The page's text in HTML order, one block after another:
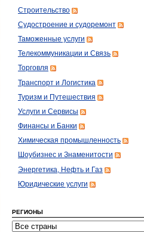
Строительство
Судостроение и судоремонт
Таможенные услуги
Телекоммуникации и Связь
Торговля
Транспорт и Логистика
Туризм и Путешествия
Услуги и Сервисы
Финансы и Банки
Химическая промышленность
Шоубизнес и Знаменитости
Энергетика, Нефть и Газ
Юридические услуги
РЕГИОНЫ